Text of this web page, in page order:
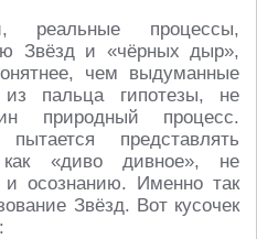
процессы,
Звёзд и «чёрных дыр»,
чем выдуманные
пальца гипотезы, не
природный процесс.
представлять
«диво дивное», не
осознанию. Именно так
Звёзд. Вот кусочек